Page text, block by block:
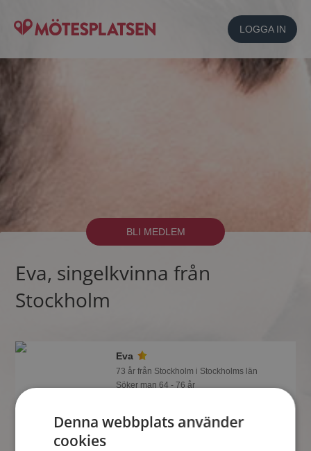
LOGGA IN
BLI MEDLEM
Eva, singelkvinna från
Stockholm
Eva
73 år från Stockholm i Stockholms län
Söker man 64 - 76 år
också gör, bli medlem nu för att ta reda
på det och mängder av andra
Denna webbplats använder
cookies